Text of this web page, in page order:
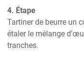
4. Étape
Tartiner de beurre un
étaler le mélange
tranches.